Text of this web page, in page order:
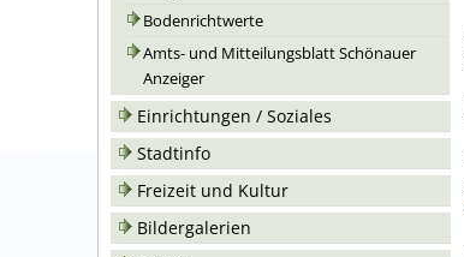
Bodenrichtwerte
Amts- und Mitteilungsblatt Schönauer
Anzeiger
Einrichtungen / Soziales
Stadtinfo
Freizeit und Kultur
Bildergalerien